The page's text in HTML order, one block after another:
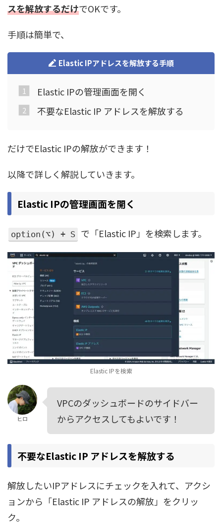
スを解放するだけでOKです。
手順は簡単で、
Elastic IPアドレスを解放する手順
Elastic IPの管理画面を開く
不要なElastic IP アドレスを解放する
だけでElastic IPの解放ができます！
以降で詳しく解説していきます。
Elastic IPの管理画面を開く
option(⌥) + S で「Elastic IP」を検索します。
Elastic IPを検索
ヒロ
VPCのダッシュボードのサイドバー
からアクセスしてもよいです！
不要なElastic IP アドレスを解放する
解放したいIPアドレスにチェックを入れて、アクシ
ョンから「Elastic IP アドレスの解放」をクリッ
ク。